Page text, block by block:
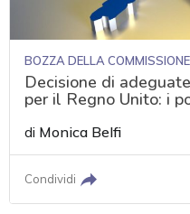
BOZZA DELLA
Decisione di
per il Regno Unito: i
di Monica Belfi
Condividi